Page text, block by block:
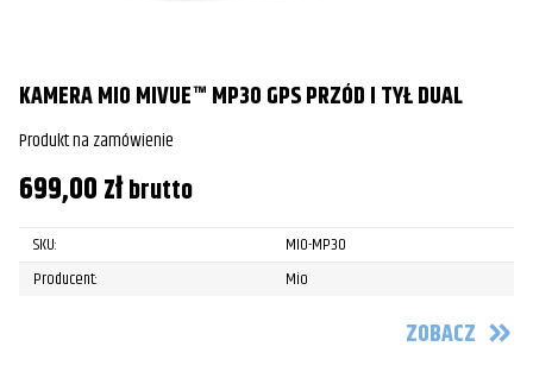
KAMERA MIO MIVUE™ MP30 GPS PRZÓD I TYŁ DUAL
Produkt na zamówienie
699,00złbrutto
SKU:
MIO-MP30
Producent:
Mio
ZOBACZ